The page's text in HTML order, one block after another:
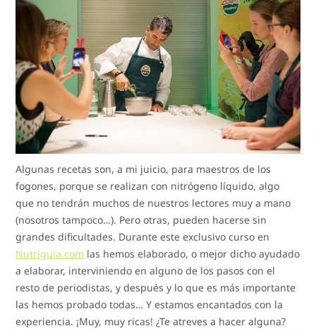
Algunas recetas son, a mi juicio, para maestros de los
fogones, porque se realizan con nitrógeno líquido, algo
que no tendrán muchos de nuestros lectores muy a mano
(nosotros tampoco…). Pero otras, pueden hacerse sin
grandes dificultades. Durante este exclusivo curso en
Nutriguia.com las hemos elaborado, o mejor dicho ayudado
a elaborar, interviniendo en alguno de los pasos con el
resto de periodistas, y después y lo que es más importante
las hemos probado todas… Y estamos encantados con la
experiencia. ¡Muy, muy ricas! ¿Te atreves a hacer alguna?